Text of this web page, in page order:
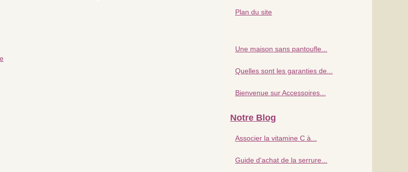
Plan du site
Une maison sans pantoufle...
Quelles sont les garanties de...
Bienvenue sur Accessoires...
Notre Blog
Associer la vitamine C à...
Guide d'achat de la serrure...